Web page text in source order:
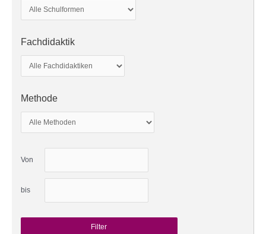
Fachdidaktik
Methode
Von
bis